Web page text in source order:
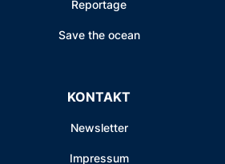
Reportage
Save the ocean
KONTAKT
Newsletter
Impressum